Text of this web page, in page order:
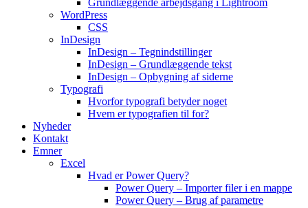
Grundlæggende arbejdsgang i Lightroom
WordPress
CSS
InDesign
InDesign – Tegnindstillinger
InDesign – Grundlæggende tekst
InDesign – Opbygning af siderne
Typografi
Hvorfor typografi betyder noget
Hvem er typografien til for?
Nyheder
Kontakt
Emner
Excel
Hvad er Power Query?
Power Query – Importer filer i en mappe
Power Query – Brug af parametre